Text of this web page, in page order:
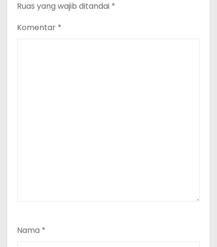
Ruas yang wajib ditandai *
Komentar *
Nama *